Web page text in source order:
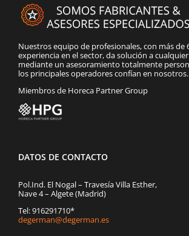
Nuestros equipo de profesionales, con más de
experiencia en el sector, da solución a
mediante un asesoramiento totalmente
los principales operadores confían en nosotros.
Miembros de Horeca Partner Group
DATOS DE CONTACTO
Pol.Ind. El Nogal – Travesía Villa Esther,
Nave 4 – Algete (Madrid)
Tel: 916291710*
degerman@degerman.es